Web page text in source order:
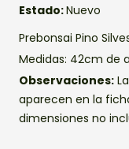
Estado:Nuevo
Prebonsai Pino
Medidas: 42cm de
Observaciones:
aparecen en la
dimensiones no